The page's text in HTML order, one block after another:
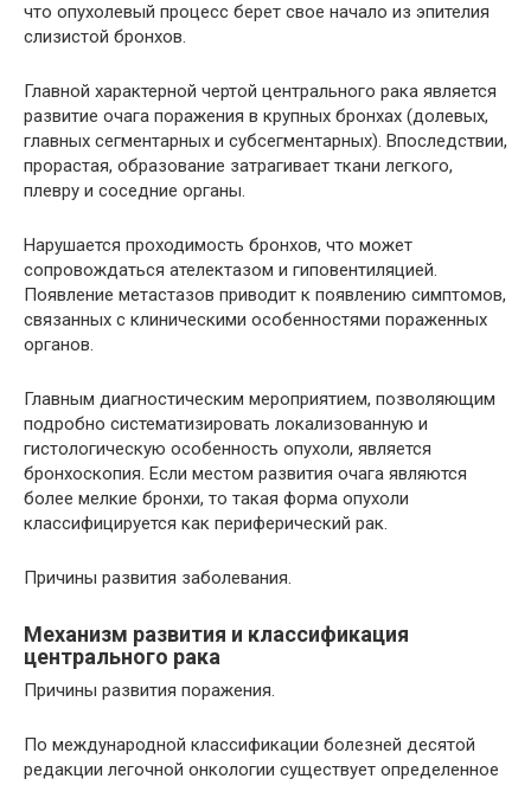
что опухолевый процесс берет свое начало из эпителия
слизистой бронхов.
Главной характерной чертой центрального рака является
развитие очага поражения в крупных бронхах (долевых,
главных сегментарных и субсегментарных). Впоследствии,
прорастая, образование затрагивает ткани легкого,
плевру и соседние органы.
Нарушается проходимость бронхов, что может
сопровождаться ателектазом и гиповентиляцией.
Появление метастазов приводит к появлению симптомов,
связанных с клиническими особенностями пораженных
органов.
Главным диагностическим мероприятием, позволяющим
подробно систематизировать локализованную и
гистологическую особенность опухоли, является
бронхоскопия. Если местом развития очага являются
более мелкие бронхи, то такая форма опухоли
классифицируется как периферический рак.
Причины развития заболевания.
Механизм развития и классификация
центрального рака
Причины развития поражения.
По международной классификации болезней десятой
редакции легочной онкологии существует определенное